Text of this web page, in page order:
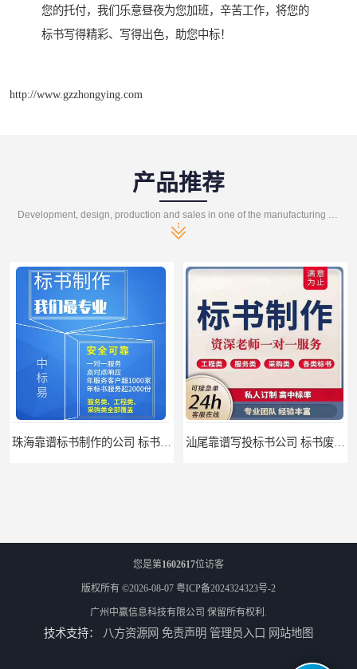
您的托付，我们乐意昼夜为您加班，辛苦工作，将您的
标书写得精彩、写得出色，助您中标！
http://www.gzzhongying.com
产品推荐
珠海靠谱标书制作的公司 标书制作课程 汕尾靠谱写投标书公司 标书废标原因
您是第1602617位访客
版权所有 ©2026-08-07 粤ICP备2024324323号-2
广州中赢信息科技有限公司 保留所有权利.
技术支持： 八方资源网 免责声明 管理员入口 网站地图